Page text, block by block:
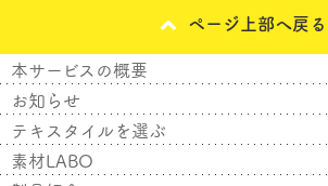
ページ上部へ戻る
本サービスの概要
お知らせ
テキスタイルを選ぶ
素材LABO